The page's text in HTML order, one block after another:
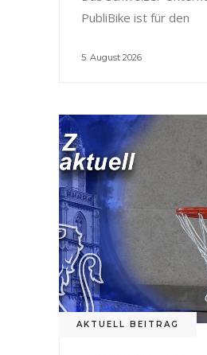
PubliBike ist für den
5. August 2026
AKTUELL BEITRAG